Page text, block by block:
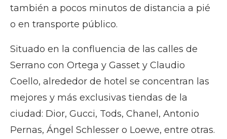
también a pocos minutos de distancia a pié
o en transporte público.
Situado en la confluencia de las calles de
Serrano con Ortega y Gasset y Claudio
Coello, alrededor de hotel se concentran las
mejores y más exclusivas tiendas de la
ciudad: Dior, Gucci, Tods, Chanel, Antonio
Pernas, Ángel Schlesser o Loewe, entre otras.